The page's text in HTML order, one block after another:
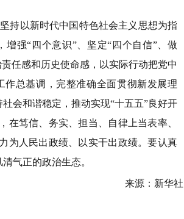
持以新时代中国特色社会主义思想为指
强“四个意识”、坚定“四个自信”、做
任感和历史使命感，以实际行动把党中
总基调，完整准确全面贯彻新发展理
会和谐稳定，推动实现“十五五”良好开
在笃信、务实、担当、自律上当表率、
为人民出政绩、以实干出政绩。要认真
气正的政治生态。
来源：新华社